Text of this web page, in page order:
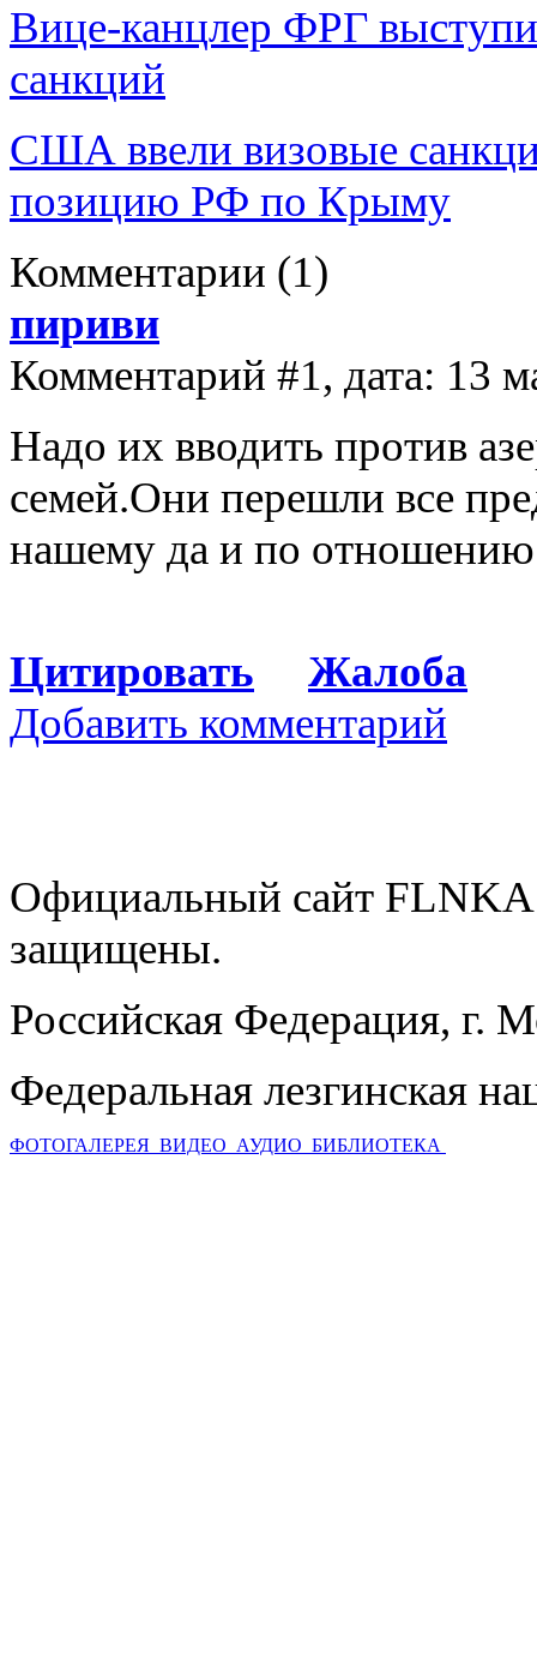
Вице-канцлер ФРГ
санкций
США ввели визовые
позицию РФ по Крыму
Комментарии (1)
пириви
Комментарий #1, дата: 13
Надо их вводить против
семей.Они перешли все
нашему да и по отношению
Цитировать
Жалоба
Добавить комментарий
Официальный сайт
защищены.
Российская Федерация, г.
Федеральная лезгинская
ФОТОГАЛЕРЕЯ ВИДЕО АУДИО БИБЛИОТЕКА